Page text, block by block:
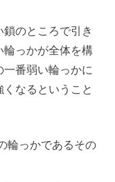
のところで引き
輪っかが全体を構
番弱い輪っかに
なるということ
輪っかであるその